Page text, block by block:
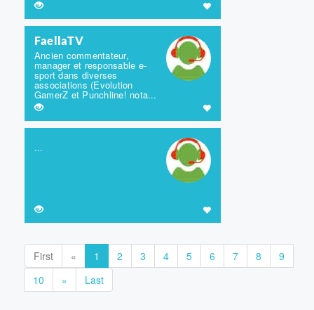
FaellaTV
Ancien commentateur,
manager et responsable e-
sport dans diverses
associations (Evolution
GamerZ et Punchline! nota...
...
First « 1 2 3 4 5 6 7 8
9
10
» Last